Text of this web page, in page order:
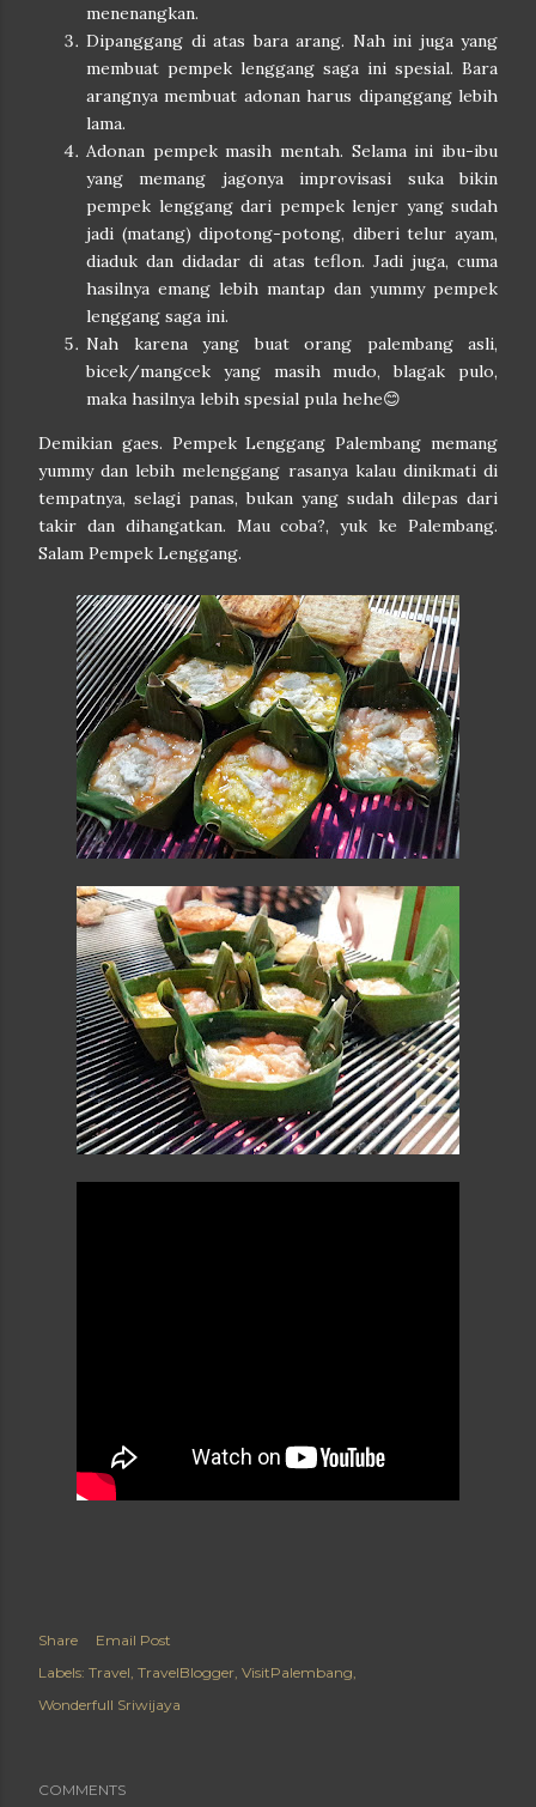
menenangkan.
Dipanggang di atas bara arang. Nah ini juga yang
membuat pempek lenggang saga ini spesial. Bara
arangnya membuat adonan harus dipanggang lebih
lama.
Adonan pempek masih mentah. Selama ini ibu-ibu
yang memang jagonya improvisasi suka bikin
pempek lenggang dari pempek lenjer yang sudah
jadi (matang) dipotong-potong, diberi telur ayam,
diaduk dan didadar di atas teflon. Jadi juga, cuma
hasilnya emang lebih mantap dan yummy pempek
lenggang saga ini.
Nah karena yang buat orang palembang asli,
bicek/mangcek yang masih mudo, blagak pulo,
maka hasilnya lebih spesial pula hehe😊
Demikian gaes. Pempek Lenggang Palembang memang
yummy dan lebih melenggang rasanya kalau dinikmati di
tempatnya, selagi panas, bukan yang sudah dilepas dari
takir dan dihangatkan. Mau coba?, yuk ke Palembang.
Salam Pempek Lenggang.
Share
Email Post
Labels: Travel TravelBlogger VisitPalembang
Wonderfull Sriwijaya
COMMENTS